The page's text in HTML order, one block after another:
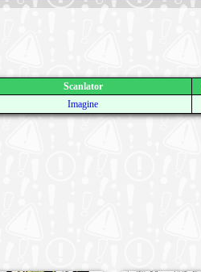
Scanlator
Imagine